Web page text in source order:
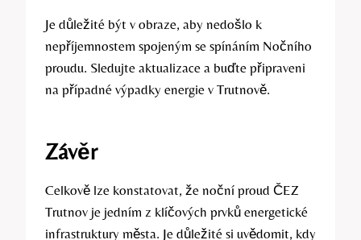
Je důležité být v obraze, aby nedošlo k
nepříjemnostem spojeným se spínáním Nočního
proudu. Sledujte aktualizace a buďte připraveni
na případné výpadky energie v Trutnově.
Závěr
Celkově lze konstatovat, že noční proud ČEZ
Trutnov je jedním z klíčových prvků energetické
infrastruktury města. Je důležité si uvědomit, kdy